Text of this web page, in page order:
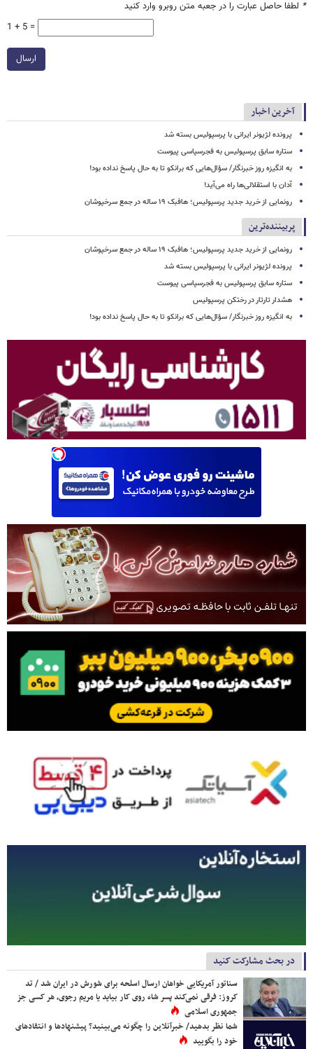
* لطفا حاصل عبارت را در جعبه متن روبرو وارد کنید
1 + 5 =
ارسال
آخرین اخبار
پرونده لژیونر ایرانی با پرسپولیس بسته شد
ستاره سابق پرسپولیس به فجرسپاسی پیوست
به انگیزه روز خبرنگار/ سؤال‌هایی که برانکو تا به حال پاسخ نداده بود!
آدان با استقلالی‌ها راه می‌آید!
رونمایی از خرید جدید پرسپولیس؛ هافبک ۱۹ ساله در جمع سرخپوشان
پربیننده‌ترین
رونمایی از خرید جدید پرسپولیس؛ هافبک ۱۹ ساله در جمع سرخپوشان
پرونده لژیونر ایرانی با پرسپولیس بسته شد
ستاره سابق پرسپولیس به فجرسپاسی پیوست
هشدار تارتار در رختکن پرسپولیس
به انگیزه روز خبرنگار/ سؤال‌هایی که برانکو تا به حال پاسخ نداده بود!
در بحث مشارکت کنید
سناتور آمریکایی خواهان ارسال اسلحه برای شورش در ایران شد / تد
کروز: فرقی نمی‌کند پسر شاه روی کار بیاید یا مریم رجوی، هر کسی جز
جمهوری اسلامی
شما نظر بدهید/ خبرآنلاین را چگونه می‌بینید؟ پیشنهادها و انتقادهای
خود را بگویید